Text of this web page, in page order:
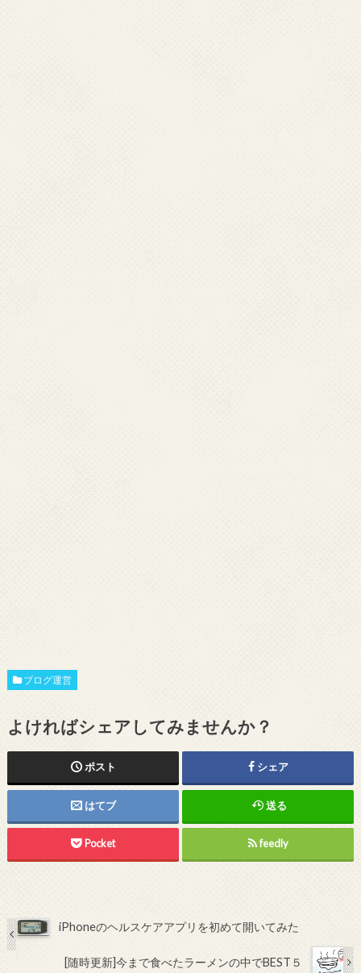
ブログ運営
よければシェアしてみませんか？
ポスト シェア
はてブ 送る
Pocket feedly
iPhoneのヘルスケアアプリを初めて開いてみた
[随時更新]今まで食べたラーメンの中でBEST５